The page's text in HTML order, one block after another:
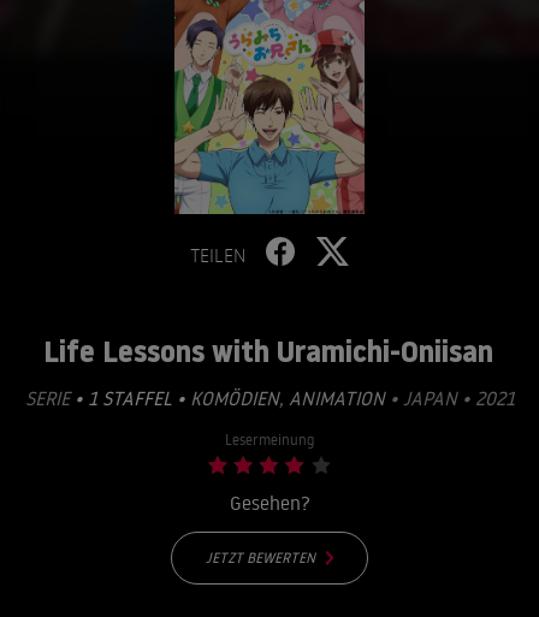
TEILEN
Life Lessons with Uramichi-Oniisan
SERIE • 1 STAFFEL • KOMÖDIEN, ANIMATION• JAPAN • 2021
Lesermeinung
Gesehen?
JETZT BEWERTEN